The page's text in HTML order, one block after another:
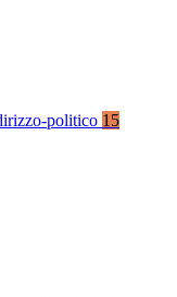
politico 15